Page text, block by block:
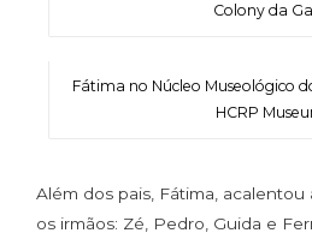
Colony da
Fátima no Núcleo Museológico
HCRP
Além dos pais, Fátima,
os irmãos: Zé, Pedro, Guida e